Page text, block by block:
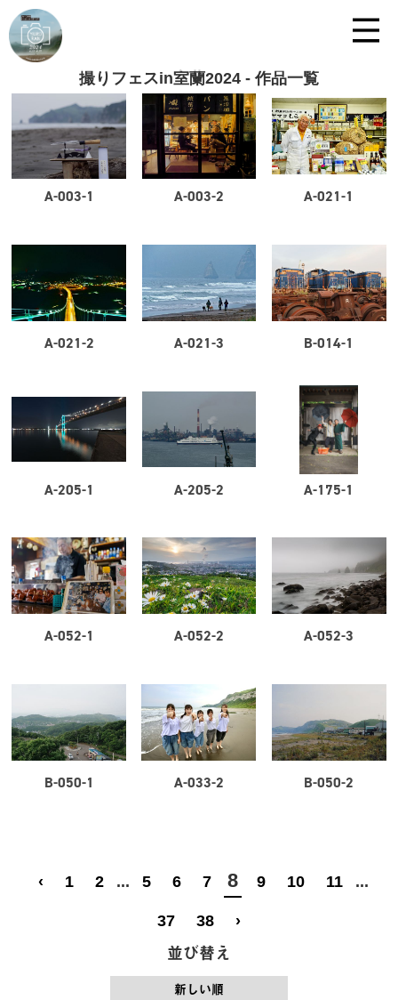
撮りフェスin室蘭2024 - 作品一覧
A-003-1 A-003-2 A-021-1
A-021-2 A-021-3 B-014-1
A-205-1 A-205-2 A-175-1
A-052-1 A-052-2 A-052-3
B-050-1 A-033-2 B-050-2
‹ 1 2 ... 5 6 7 8 9 10 11 ...
37 38 ›
並び替え
新しい順